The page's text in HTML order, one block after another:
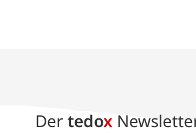
Der tedox